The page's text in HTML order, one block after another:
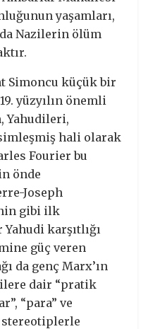
yaşamları,
Nazilerin ölüm
Simoncu küçük bir
yüzyılın önemli
Yahudileri,
hali olarak
Fourier bu
önde
Joseph
gibi ilk
karşıtlığı
güç veren
da genç Marx’ın
dair “pratik
“para” ve
stereotiplerle